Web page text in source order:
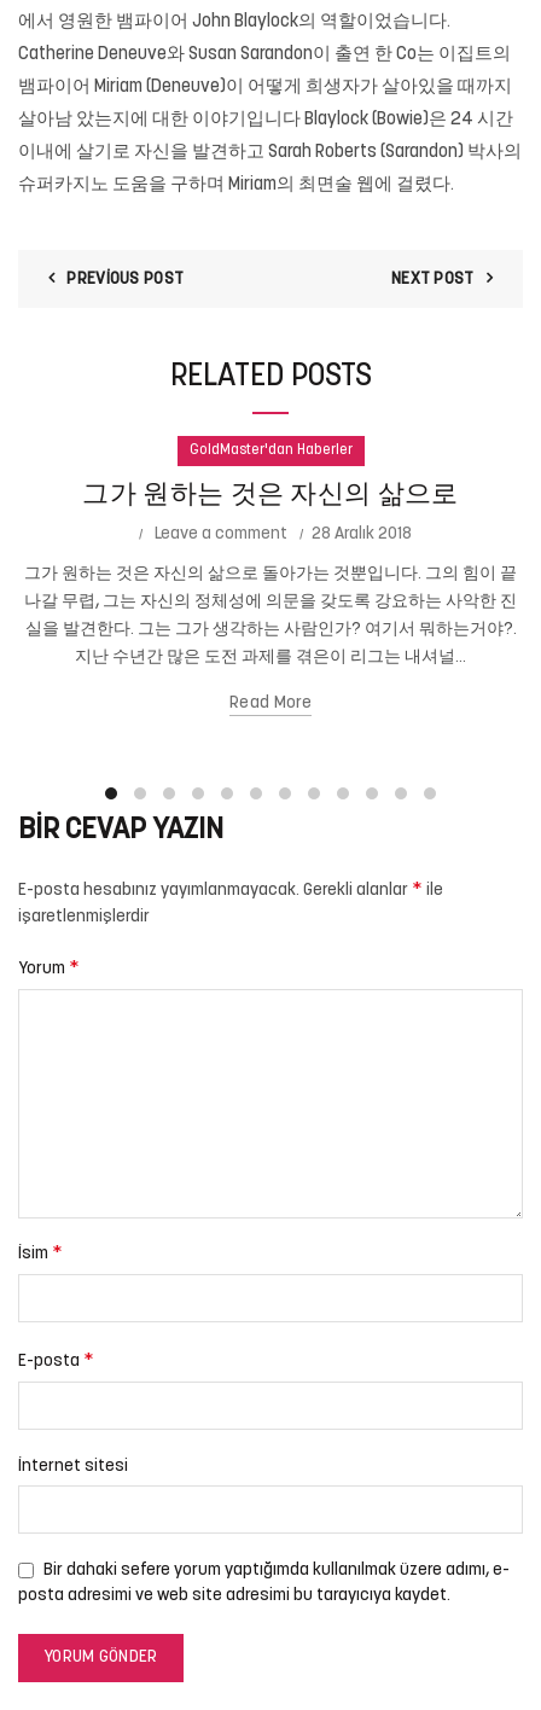
에서 영원한 뱀파이어 John Blaylock의 역할이었습니다.
Catherine Deneuve와 Susan Sarandon이 출연 한 Co는 이집트의
뱀파이어 Miriam (Deneuve)이 어떻게 희생자가 살아있을 때까지
살아남 았는지에 대한 이야기입니다 Blaylock (Bowie)은 24 시간
이내에 살기로 자신을 발견하고 Sarah Roberts (Sarandon) 박사의
슈퍼카지노 도움을 구하며 Miriam의 최면술 웹에 걸렸다.
PREVIOUS POST NEXT POST
RELATED POSTS
GoldMaster'dan Haberler
그가 원하는 것은 자신의 삶으로
Leave a comment 28 Aralık 2018
그가 원하는 것은 자신의 삶으로 돌아가는 것뿐입니다. 그의 힘이 끝
나갈 무렵, 그는 자신의 정체성에 의문을 갖도록 강요하는 사악한 진
실을 발견한다. 그는 그가 생각하는 사람인가? 여기서 뭐하는거야?.
지난 수년간 많은 도전 과제를 겪은이 리그는 내셔널...
Read More
BIR CEVAP YAZIN
E-posta hesabınız yayımlanmayacak. Gerekli alanlar * ile
işaretlenmişlerdir
Yorum *
İsim *
E-posta *
İnternet sitesi
Bir dahaki sefere yorum yaptığımda kullanılmak üzere adımı, e-
posta adresimi ve web site adresimi bu tarayıcıya kaydet.